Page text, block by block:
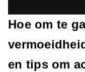
Hoe om te
en tips om